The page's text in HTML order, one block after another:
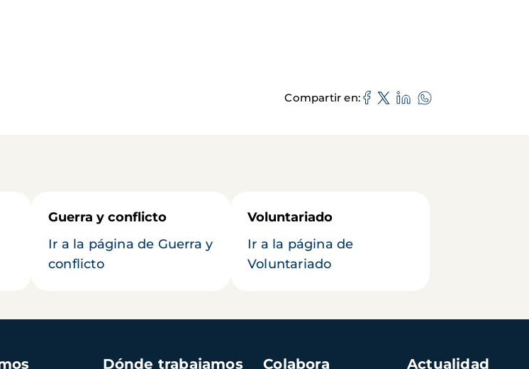
Compartir en
Guerra y conflicto
Ir a la página de Guerra y
conflicto
Voluntariado
Ir a la página de
Voluntariado
Dónde trabajamos Colabora Actualidad